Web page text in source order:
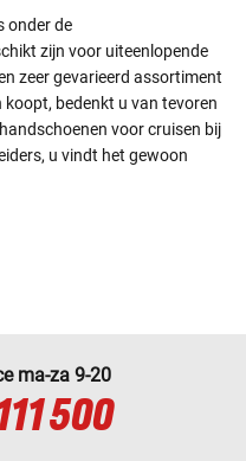
onder de
zijn voor uiteenlopende
zeer gevarieerd assortiment
bedenkt u van tevoren
voor cruisen bij
u vindt het gewoon
ma-za 9-20
500